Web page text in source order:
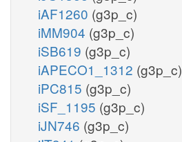
iAF1260 (g3p_c)
iMM904 (g3p_c)
iSB619 (g3p_c)
iAPECO1_1312 (g3p_c)
iPC815 (g3p_c)
iSF_1195 (g3p_c)
iJN746 (g3p_c)